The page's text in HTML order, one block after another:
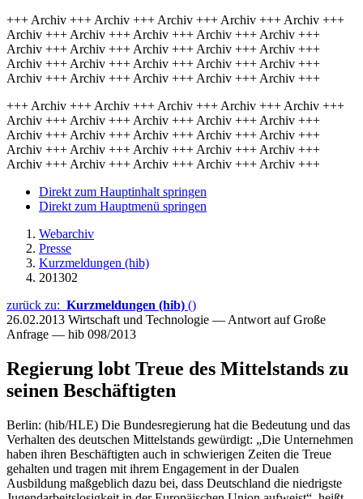
+++ Archiv +++ Archiv +++ Archiv +++ Archiv +++ Archiv +++
Archiv +++ Archiv +++ Archiv +++ Archiv +++ Archiv +++
Archiv +++ Archiv +++ Archiv +++ Archiv +++ Archiv +++
Archiv +++ Archiv +++ Archiv +++ Archiv +++ Archiv +++
Archiv +++ Archiv +++ Archiv +++ Archiv +++ Archiv +++
+++ Archiv +++ Archiv +++ Archiv +++ Archiv +++ Archiv +++
Archiv +++ Archiv +++ Archiv +++ Archiv +++ Archiv +++
Archiv +++ Archiv +++ Archiv +++ Archiv +++ Archiv +++
Archiv +++ Archiv +++ Archiv +++ Archiv +++ Archiv +++
Archiv +++ Archiv +++ Archiv +++ Archiv +++ Archiv +++
Direkt zum Hauptinhalt springen
Direkt zum Hauptmenü springen
Webarchiv
Presse
Kurzmeldungen (hib)
201302
zurück zu: Kurzmeldungen (hib) ()
26.02.2013 Wirtschaft und Technologie — Antwort auf Große
Anfrage — hib 098/2013
Regierung lobt Treue des Mittelstands zu
seinen Beschäftigten
Berlin: (hib/HLE) Die Bundesregierung hat die Bedeutung und das
Verhalten des deutschen Mittelstands gewürdigt: „Die Unternehmen
haben ihren Beschäftigten auch in schwierigen Zeiten die Treue
gehalten und tragen mit ihrem Engagement in der Dualen
Ausbildung maßgeblich dazu bei, dass Deutschland die niedrigste